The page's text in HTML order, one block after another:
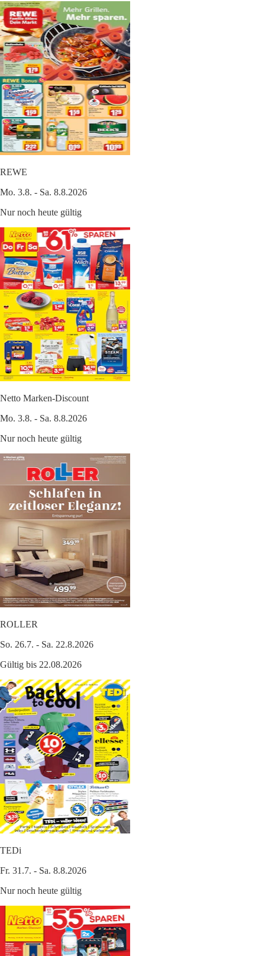
REWE
Mo. 3.8. - Sa. 8.8.2026
Nur noch heute gültig
Netto Marken-Discount
Mo. 3.8. - Sa. 8.8.2026
Nur noch heute gültig
ROLLER
So. 26.7. - Sa. 22.8.2026
Gültig bis 22.08.2026
TEDi
Fr. 31.7. - Sa. 8.8.2026
Nur noch heute gültig